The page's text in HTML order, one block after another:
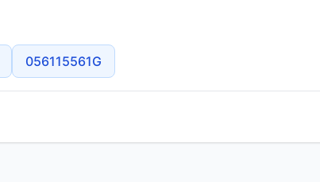
056115561G